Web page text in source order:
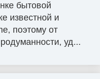
бытовой
известной и
поэтому от
уд...